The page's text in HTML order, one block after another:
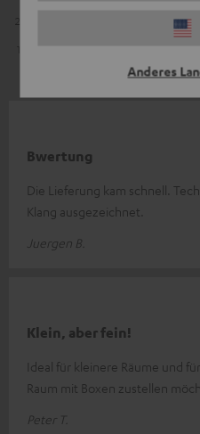
Anderes
Bwertung
Die Lieferung kam schnell.
Klang ausgezeichnet.
Juergen B.
Klein, aber fein!
Ideal für kleinere Räume und
Raum mit Boxen zustellen
Peter T.